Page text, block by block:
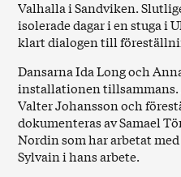
Valhalla i Sandviken.
isolerade dagar i en stuga i
klart dialogen till
Dansarna Ida Long och
installationen tillsammans.
Valter Johansson och
dokumenteras av Samael
Nordin som har arbetat
Sylvain i hans arbete.